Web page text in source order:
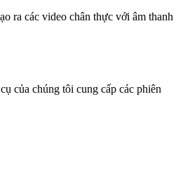
ra các video chân thực với âm thanh
của chúng tôi cung cấp các phiên